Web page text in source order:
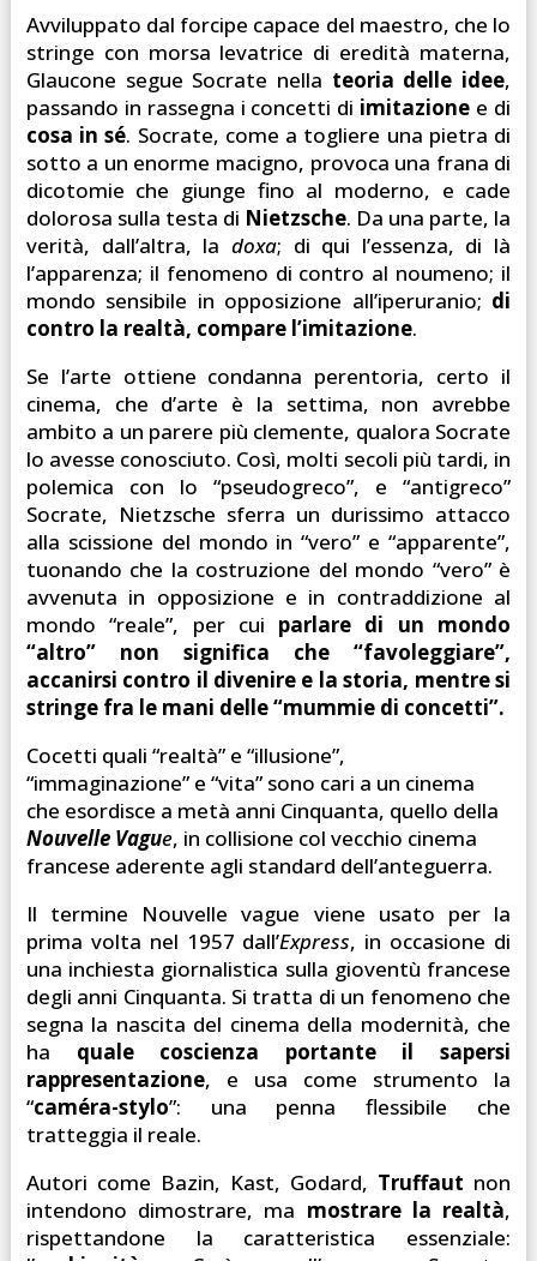
Avviluppato dal forcipe capace del maestro, che lo
stringe con morsa levatrice di eredità materna,
Glaucone segue Socrate nella teoria delle idee,
passando in rassegna i concetti di imitazione e di
cosa in sé. Socrate, come a togliere una pietra di
sotto a un enorme macigno, provoca una frana di
dicotomie che giunge fino al moderno, e cade
dolorosa sulla testa di Nietzsche. Da una parte, la
verità, dall’altra, la doxa; di qui l’essenza, di là
l’apparenza; il fenomeno di contro al noumeno; il
mondo sensibile in opposizione all’iperuranio; di
contro la realtà, compare l’imitazione.
Se l’arte ottiene condanna perentoria, certo il
cinema, che d’arte è la settima, non avrebbe
ambito a un parere più clemente, qualora Socrate
lo avesse conosciuto. Così, molti secoli più tardi, in
polemica con lo “pseudogreco”, e “antigreco”
Socrate, Nietzsche sferra un durissimo attacco
alla scissione del mondo in “vero” e “apparente”,
tuonando che la costruzione del mondo “vero” è
avvenuta in opposizione e in contraddizione al
mondo “reale”, per cui parlare di un mondo
“altro” non significa che “favoleggiare”,
accanirsi contro il divenire e la storia, mentre si
stringe fra le mani delle “mummie di concetti”.
Cocetti quali “realtà” e “illusione”,
“immaginazione” e “vita” sono cari a un cinema
che esordisce a metà anni Cinquanta, quello della
Nouvelle Vague, in collisione col vecchio cinema
francese aderente agli standard dell’anteguerra.
Il termine Nouvelle vague viene usato per la
prima volta nel 1957 dall’Express, in occasione di
una inchiesta giornalistica sulla gioventù francese
degli anni Cinquanta. Si tratta di un fenomeno che
segna la nascita del cinema della modernità, che
ha quale coscienza portante il sapersi
rappresentazione, e usa come strumento la
“caméra-stylo”: una penna flessibile che
tratteggia il reale.
Autori come Bazin, Kast, Godard, Truffaut non
intendono dimostrare, ma mostrare la realtà,
rispettandone la caratteristica essenziale: